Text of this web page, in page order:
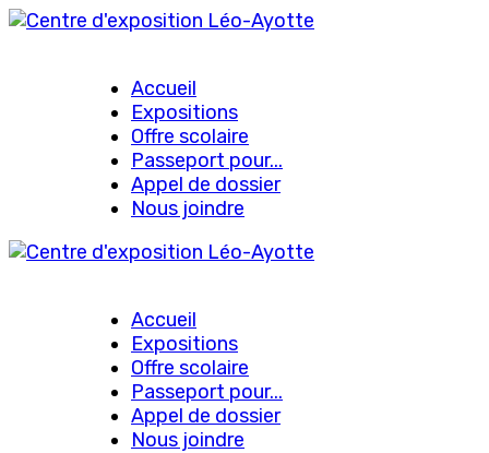
Accueil
Expositions
Offre scolaire
Passeport pour...
Appel de dossier
Nous joindre
Accueil
Expositions
Offre scolaire
Passeport pour...
Appel de dossier
Nous joindre